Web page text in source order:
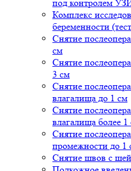
под контролем
Комплекс
беременности
Снятие
см
Снятие
3 см
Снятие
влагалища до 1 см
Снятие
влагалища более 1
Снятие
промежности до 1
Снятие швов с